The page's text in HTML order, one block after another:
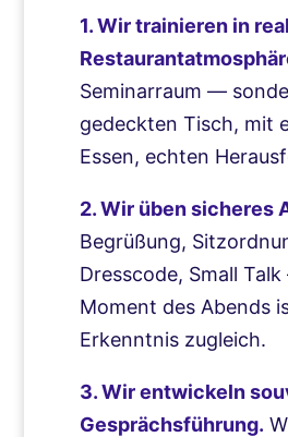
1. Wir trainieren in
Seminarraum —
gedeckten Tisch, mit
Essen, echten
2. Wir üben sicheres
Begrüßung,
Dresscode, Small
Moment des Abends
Erkenntnis zugleich.
3. Wir entwickeln
Gesprächsführung.